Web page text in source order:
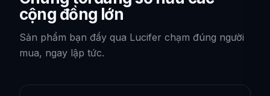
cộng đồng lớn
Sản phẩm bạn đẩy qua Lucifer chạm đúng người
mua, ngay lập tức.